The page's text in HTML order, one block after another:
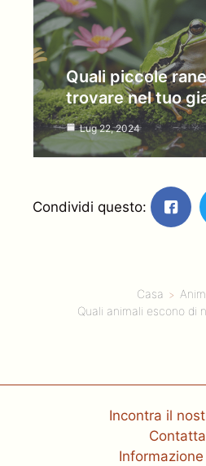
Quali piccole
trovare nel tuo
Lug 22, 2024
Condividi questo:
Casa
Quali animali escono di
Incontra il